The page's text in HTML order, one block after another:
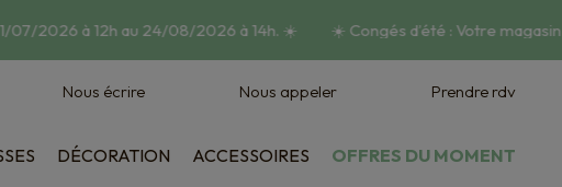
2026 à 12h au 24/08/2026 à 14h.☀️ ☀️Congés d’été : Votre
Nous écrire Nous appeler Prendre rdv
DÉCORATION
ACCESSOIRES OFFRES DU MOMENT